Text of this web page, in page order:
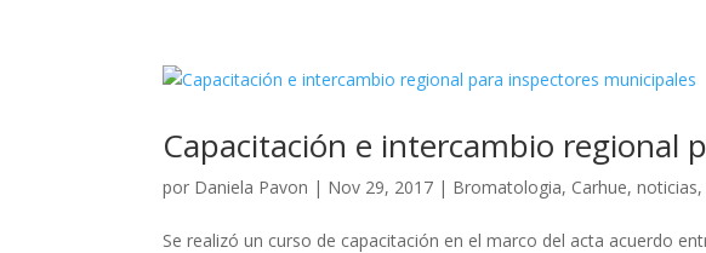
Capacitación e intercambio regional
por Daniela Pavon | Nov 29, 2017 | Bromatologia, Carhue,noticias,
Se realizó un curso de capacitación en el marco del acta acuerdo